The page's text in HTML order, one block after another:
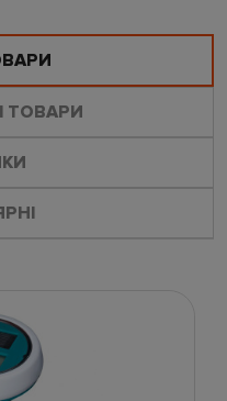
ТОВАРИ